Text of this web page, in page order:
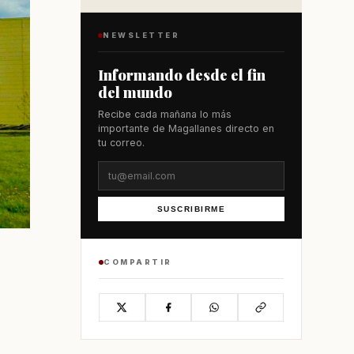
NEWSLETTER
Informando desde el fin
del mundo
Recibe cada mañana lo más
importante de Magallanes directo en
tu correo.
SUSCRIBIRME
COMPARTIR